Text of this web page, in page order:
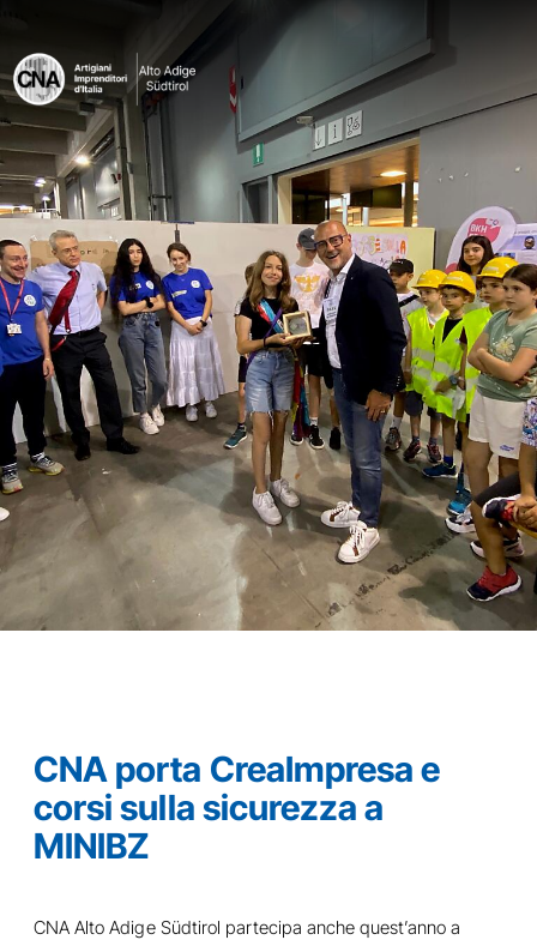
CNA porta CreaImpresa e
corsi sulla sicurezza a
MINIBZ
CNA Alto Adige Südtirol partecipa anche quest’anno a